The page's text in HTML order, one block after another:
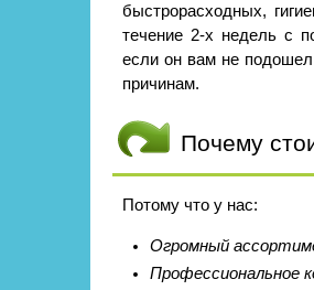
быстрорасходных,
течение 2-х недель с
если он вам не
причинам.
Почему
Потому что у нас:
Огромный
Профессиональное